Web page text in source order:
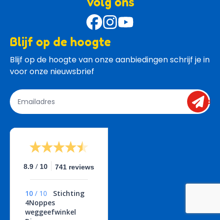
Blijf op de hoogte
Blijf op de hoogte van onze aanbiedingen schrijf je in
voor onze nieuwsbrief
send
8.9 / 10 741 reviews
10 / 10
Stichting
4Noppes
weggeefwinkel